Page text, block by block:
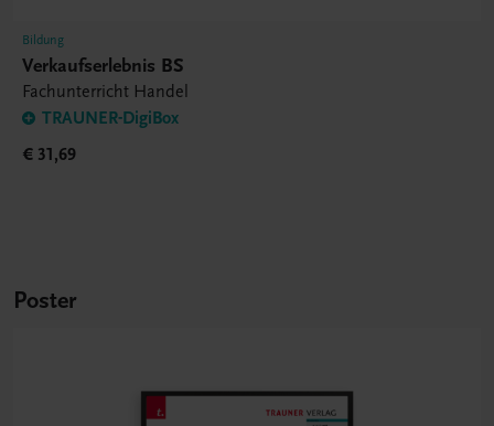
Bildung
Verkaufserlebnis BS
Fachunterricht Handel
TRAUNER-DigiBox
€ 31,69
Poster